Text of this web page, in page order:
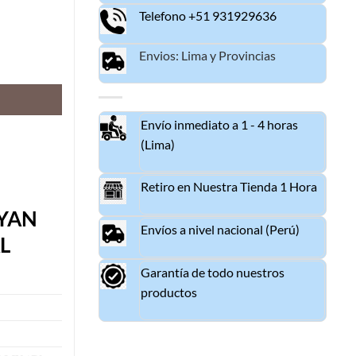
Telefono +51 931929636
Envios: Lima y Provincias
Envío inmediato a 1 - 4 horas
(Lima)
Retiro en Nuestra Tienda 1 Hora
Envíos a nivel nacional (Perú)
Garantía de todo nuestros
productos